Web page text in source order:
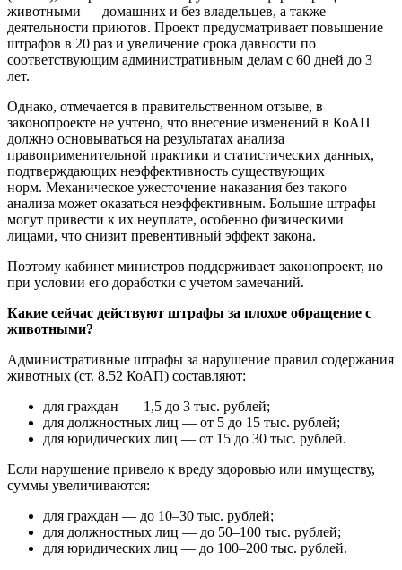
животными — домашних и без владельцев, а также
деятельности приютов. Проект предусматривает повышение
штрафов в 20 раз и увеличение срока давности по
соответствующим административным делам с 60 дней до 3
лет.
Однако, отмечается в правительственном отзыве, в
законопроекте не учтено, что внесение изменений в КоАП
должно основываться на результатах анализа
правоприменительной практики и статистических данных,
подтверждающих неэффективность существующих
норм. Механическое ужесточение наказания без такого
анализа может оказаться неэффективным. Большие штрафы
могут привести к их неуплате, особенно физическими
лицами, что снизит превентивный эффект закона.
Поэтому кабинет министров поддерживает законопроект, но
при условии его доработки с учетом замечаний.
Какие сейчас действуют штрафы за плохое обращение с
животными?
Административные штрафы за нарушение правил содержания
животных (ст. 8.52 КоАП) составляют:
для граждан — 1,5 до 3 тыс. рублей;
для должностных лиц — от 5 до 15 тыс. рублей;
для юридических лиц — от 15 до 30 тыс. рублей.
Если нарушение привело к вреду здоровью или имуществу,
суммы увеличиваются:
для граждан — до 10–30 тыс. рублей;
для должностных лиц — до 50–100 тыс. рублей;
для юридических лиц — до 100–200 тыс. рублей.